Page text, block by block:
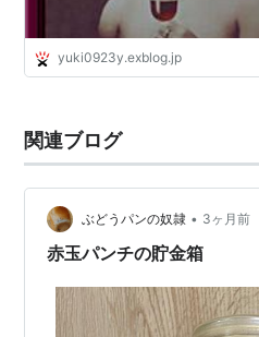
yuki0923y.exblog.jp
関連ブログ
ぶどうパンの奴隷 • 3ヶ月前
赤玉パンチの貯金箱